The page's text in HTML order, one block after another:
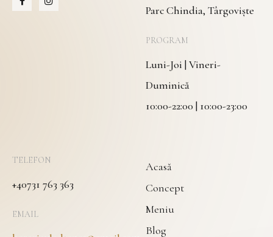
Parc Chindia, Târgoviște
PROGRAM
Luni-Joi | Vineri-
Duminică
10:00-22:00 | 10:00-23:00
TELEFON
+40731 763 363
EMAIL
Acasă
Concept
Meniu
Blog